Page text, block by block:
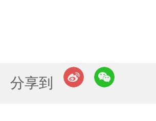
分享到